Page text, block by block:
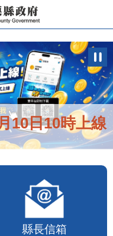
10日10時上線
縣長信箱